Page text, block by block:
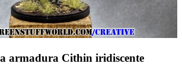
armadura Cithin iridiscente